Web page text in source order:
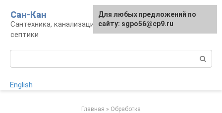
контенту
Сан-Кан
Сантехника, канализация, водопровод,
септики
English
Главная » Обработка
Для любых предложений по
сайту: sgpo56@cp9.ru